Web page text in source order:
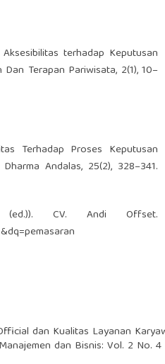
terhadap Keputusan
Terapan Pariwisata, 2(1), 10–
Terhadap Proses Keputusan
Andalas, 25(2), 328–341.
CV. Andi Offset.
dan Kualitas Layanan
dan Bisnis: Vol. 2 No.